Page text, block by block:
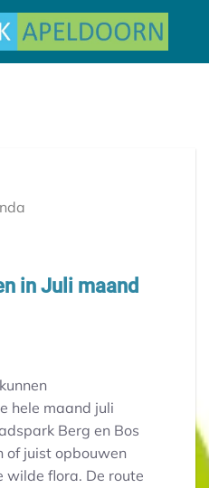
in Juli maand
hele maand juli
Berg en Bos
of juist opbouwen
wilde flora. De route